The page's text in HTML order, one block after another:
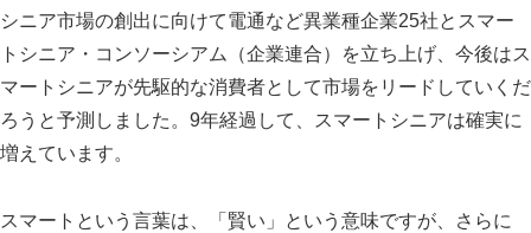
シニア市場の創出に向けて電通など異業種企業25社とスマー
トシニア・コンソーシアム（企業連合）を立ち上げ、今後はス
マートシニアが先駆的な消費者として市場をリードしていくだ
ろうと予測しました。9年経過して、スマートシニアは確実に
増えています。
スマートという言葉は、「賢い」という意味ですが、さらに